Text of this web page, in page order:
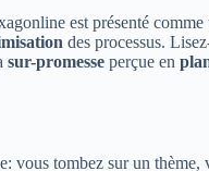
est présenté
des processus.
sur-promesse perçue en
vous tombez sur un